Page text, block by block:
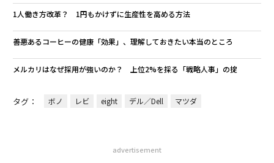
1人働き方改革？ 1円もかけずに生産性を高める方法
善悪あるコーヒーの健康「効果」、理解しておきたい本当のところ
メルカリはなぜ採用が強いのか？ 上位2%を採る「戦略人事」の掟
タグ： ボノ レビ eight デル／Dell マツダ
advertisement